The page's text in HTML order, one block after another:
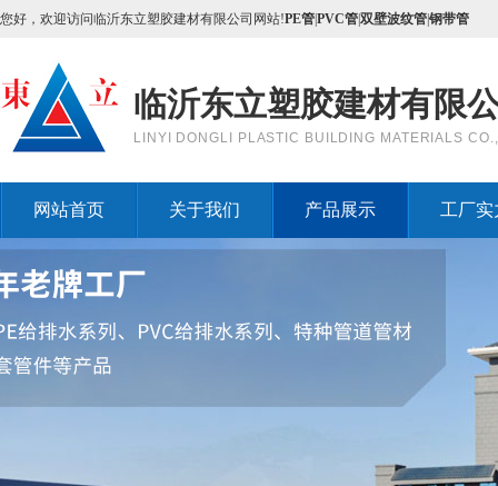
您好，欢迎访问临沂东立塑胶建材有限公司网站!PE管PVC管双壁波纹管钢带管
临沂东立塑胶建材有限
LINYI DONGLI PLASTIC BUILDING MATERIALS
网站首页 关于我们 产品展示 工厂实